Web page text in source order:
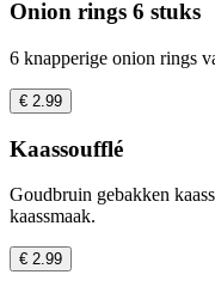
Onion rings 6 stuks
6 knapperige onion rings
€ 2.99
Kaassoufflé
Goudbruin gebakken
kaassmaak.
€ 2.99